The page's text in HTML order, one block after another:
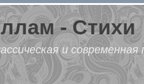
- Стихи
и современная